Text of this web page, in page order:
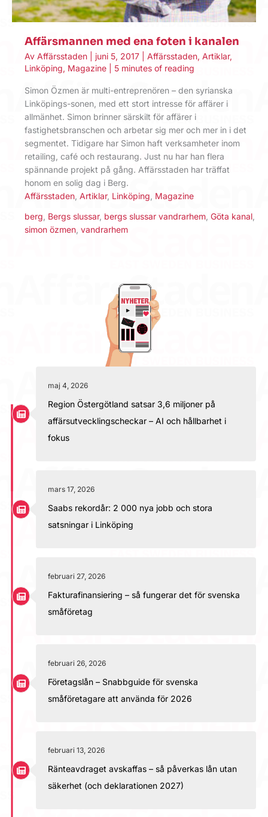
Affärsmannen med ena foten i kanalen
Av Affärsstaden juni 5, 2017 Affärsstaden, Artiklar,
Linköping, Magazine 5 minutes of reading
Simon Özmen är multi-entreprenören – den syrianska
Linköpings-sonen, med ett stort intresse för affärer i
allmänhet. Simon brinner särskilt för affärer i
fastighetsbranschen och arbetar sig mer och mer in i det
segmentet. Tidigare har Simon haft verksamheter inom
retailing, café och restaurang. Just nu har han flera
spännande projekt på gång. Affärsstaden har träffat
honom en solig dag i Berg.
Affärsstaden Artiklar, Linköping Magazine
berg Bergs slussar, bergs slussar vandrarhem Göta kanal
simon özmen vandrarhem
maj 4, 2026
Region Östergötland satsar 3,6 miljoner på
affärsutvecklingscheckar – AI och hållbarhet i
fokus
mars 17, 2026
Saabs rekordår: 2 000 nya jobb och stora
satsningar i Linköping
februari 27, 2026
Fakturafinansiering – så fungerar det för svenska
småföretag
februari 26, 2026
Företagslån – Snabbguide för svenska
småföretagare att använda för 2026
februari 13, 2026
Ränteavdraget avskaffas – så påverkas lån utan
säkerhet (och deklarationen 2027)